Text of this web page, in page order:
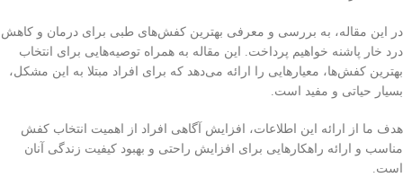
در این مقاله، به بررسی و معرفی بهترین کفش‌های طبی برای درمان و کاهش
درد خار پاشنه خواهیم پرداخت. این مقاله به همراه توصیه‌هایی برای انتخاب
بهترین کفش‌ها، معیارهایی را ارائه می‌دهد که برای افراد مبتلا به این مشکل،
بسیار حیاتی و مفید است.
هدف ما از ارائه این اطلاعات، افزایش آگاهی افراد از اهمیت انتخاب کفش
مناسب و ارائه راهکارهایی برای افزایش راحتی و بهبود کیفیت زندگی آنان
است.